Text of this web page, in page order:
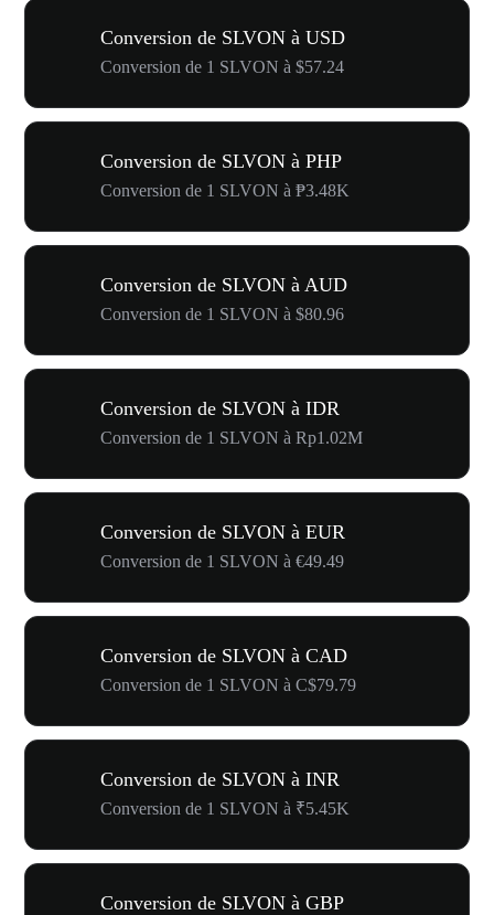
Conversion de SLVON à USD
Conversion de 1 SLVON à $57.24
Conversion de SLVON à PHP
Conversion de 1 SLVON à ₱3.48K
Conversion de SLVON à AUD
Conversion de 1 SLVON à $80.96
Conversion de SLVON à IDR
Conversion de 1 SLVON à Rp1.02M
Conversion de SLVON à EUR
Conversion de 1 SLVON à €49.49
Conversion de SLVON à CAD
Conversion de 1 SLVON à C$79.79
Conversion de SLVON à INR
Conversion de 1 SLVON à ₹5.45K
Conversion de SLVON à GBP